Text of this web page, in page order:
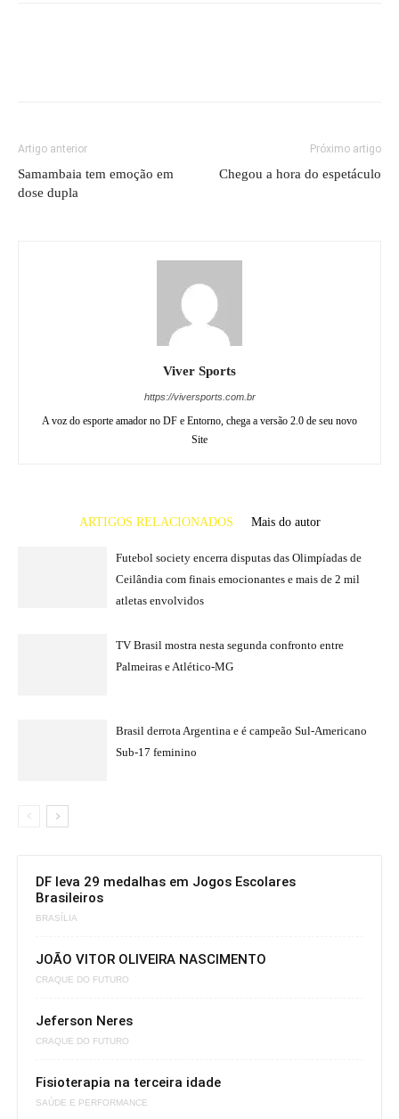
Artigo anterior
Samambaia tem emoção em
dose dupla
Próximo artigo
Chegou a hora do espetáculo
Viver Sports
https://viversports.com.br
A voz do esporte amador no DF e Entorno, chega a versão 2.0 de seu novo
Site
ARTIGOS RELACIONADOS Mais do autor
Futebol society encerra disputas das Olimpíadas de
Ceilândia com finais emocionantes e mais de 2 mil
atletas envolvidos
TV Brasil mostra nesta segunda confronto entre
Palmeiras e Atlético-MG
Brasil derrota Argentina e é campeão Sul-Americano
Sub-17 feminino
DF leva 29 medalhas em Jogos Escolares
Brasileiros
BRASÍLIA
JOÃO VITOR OLIVEIRA NASCIMENTO
CRAQUE DO FUTURO
Jeferson Neres
CRAQUE DO FUTURO
Fisioterapia na terceira idade
SAÚDE E PERFORMANCE